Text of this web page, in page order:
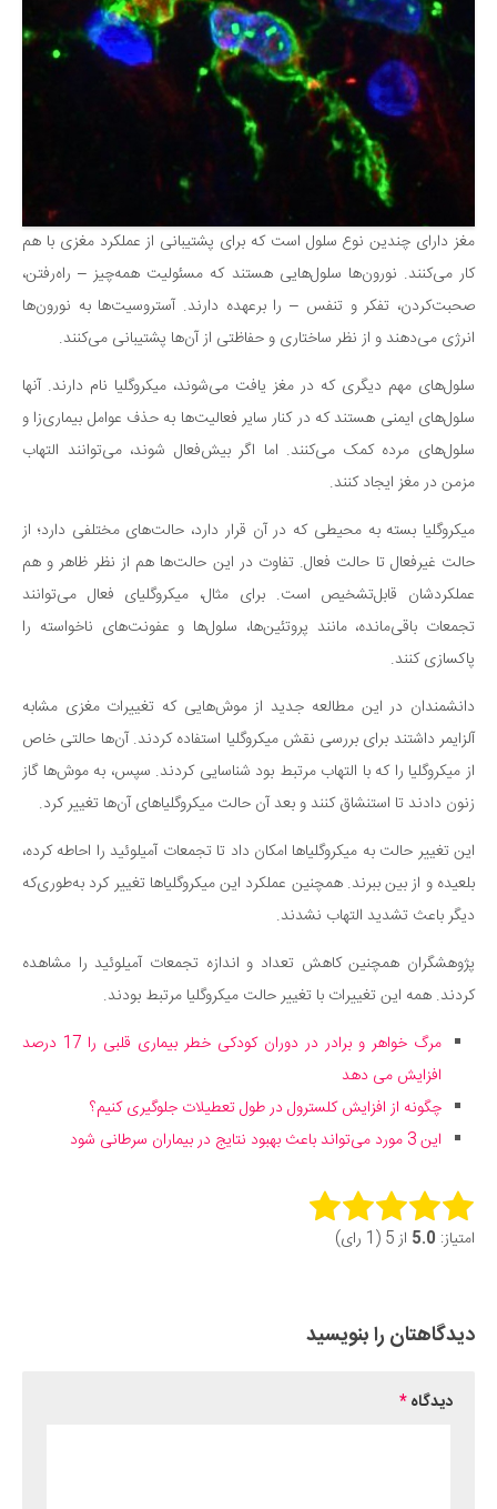
مغز دارای چندین نوع سلول است که برای پشتیبانی از عملکرد مغزی با هم
کار می‌کنند. نورون‌ها سلول‌هایی هستند که مسئولیت همه‌چیز – راه‌رفتن،
صحبت‌کردن، تفکر و تنفس – را برعهده دارند. آستروسیت‌ها به نورون‌ها
انرژی می‌دهند و از نظر ساختاری و حفاظتی از آن‌ها پشتیبانی می‌کنند.
سلول‌های مهم دیگری که در مغز یافت می‌شوند، میکروگلیا نام دارند. آنها
سلول‌های ایمنی هستند که در کنار سایر فعالیت‌ها به حذف عوامل بیماری‌زا و
سلول‌های مرده کمک می‌کنند. اما اگر بیش‌فعال شوند، می‌توانند التهاب
مزمن در مغز ایجاد کنند.
میکروگلیا بسته به محیطی که در آن قرار دارد، حالت‌های مختلفی دارد؛ از
حالت غیرفعال تا حالت فعال. تفاوت در این حالت‌ها هم از نظر ظاهر و هم
عملکردشان قابل‌تشخیص است. برای مثال، میکروگلیای فعال می‌توانند
تجمعات باقی‌مانده، مانند پروتئین‌ها، سلول‌ها و عفونت‌های ناخواسته را
پاکسازی کنند.
دانشمندان در این مطالعه جدید از موش‌هایی که تغییرات مغزی مشابه
آلزایمر داشتند برای بررسی نقش میکروگلیا استفاده کردند. آن‌ها حالتی خاص
از میکروگلیا را که با التهاب مرتبط بود شناسایی کردند. سپس، به موش‌ها گاز
زنون دادند تا استنشاق کنند و بعد آن حالت میکروگلیاهای آن‌ها تغییر کرد.
این تغییر حالت به میکروگلیاها امکان داد تا تجمعات آمیلوئید را احاطه کرده،
بلعیده و از بین ببرند. همچنین عملکرد این میکروگلیاها تغییر کرد به‌طوری‌که
دیگر باعث تشدید التهاب نشدند.
پژوهشگران همچنین کاهش تعداد و اندازه تجمعات آمیلوئید را مشاهده
کردند. همه این تغییرات با تغییر حالت میکروگلیا مرتبط بودند.
مرگ خواهر و برادر در دوران کودکی خطر بیماری قلبی را 17 درصد
افزایش می دهد
چگونه از افزایش کلسترول در طول تعطیلات جلوگیری کنیم؟
این 3 مورد می‌تواند باعث بهبود نتایج در بیماران سرطانی شود
Rate this item:
امتیاز: 5.0 از 5 (1 رای)
دیدگاهتان را بنویسید
دیدگاه*